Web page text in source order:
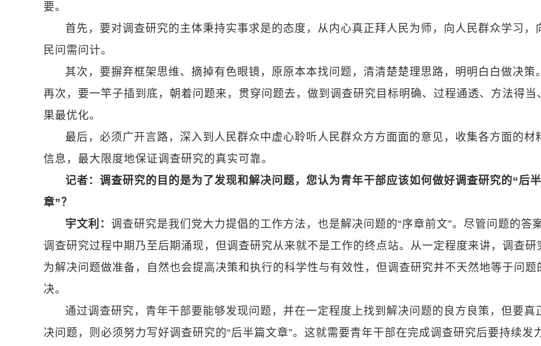
要。
首先，要对调查研究的主体秉持实事求是的态度，从内心真正拜人民为师，向人民群众学习，
民问需问计。
其次，要摒弃框架思维、摘掉有色眼镜，原原本本找问题，清清楚楚理思路，明明白白做决策。
再次，要一竿子插到底，朝着问题来，贯穿问题去，做到调查研究目标明确、过程通透、方法得当
果最优化。
最后，必须广开言路，深入到人民群众中虚心聆听人民群众方方面面的意见，收集各方面的材
信息，最大限度地保证调查研究的真实可靠。
记者：调查研究的目的是为了发现和解决问题，您认为青年干部应该如何做好调查研究的“后
章”？
宇文利： 调查研究是我们党大力提倡的工作方法，也是解决问题的“序章前文”。尽管问题的答
调查研究过程中期乃至后期涌现，但调查研究从来就不是工作的终点站。从一定程度来讲，调查研
为解决问题做准备，自然也会提高决策和执行的科学性与有效性，但调查研究并不天然地等于问题
决。
通过调查研究，青年干部要能够发现问题，并在一定程度上找到解决问题的良方良策，但要真
决问题，则必须努力写好调查研究的“后半篇文章”。这就需要青年干部在完成调查研究后要持续发